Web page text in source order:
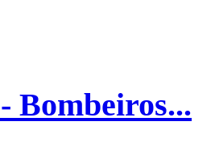
Bombeiros...